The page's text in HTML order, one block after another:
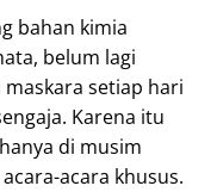
bahan kimia
belum lagi
setiap hari
Karena itu
di musim
acara khusus.